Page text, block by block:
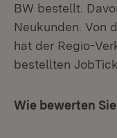
BW bestellt.
Neukunden. Von
hat der Regio-
bestellten
Wie bewerten